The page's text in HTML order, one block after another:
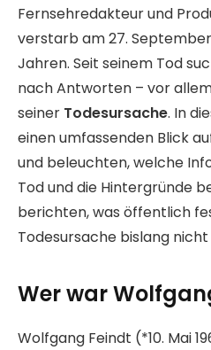
Fernsehredakteur und
verstarb am 27.
Jahren. Seit seinem Tod
nach Antworten – vor
seiner Todesursache. In
einen umfassenden Blick
und beleuchten, welche
Tod und die Hintergründe
berichten, was öffentlich
Todesursache bislang
Wer war
Wolfgang Feindt (*10. Mai